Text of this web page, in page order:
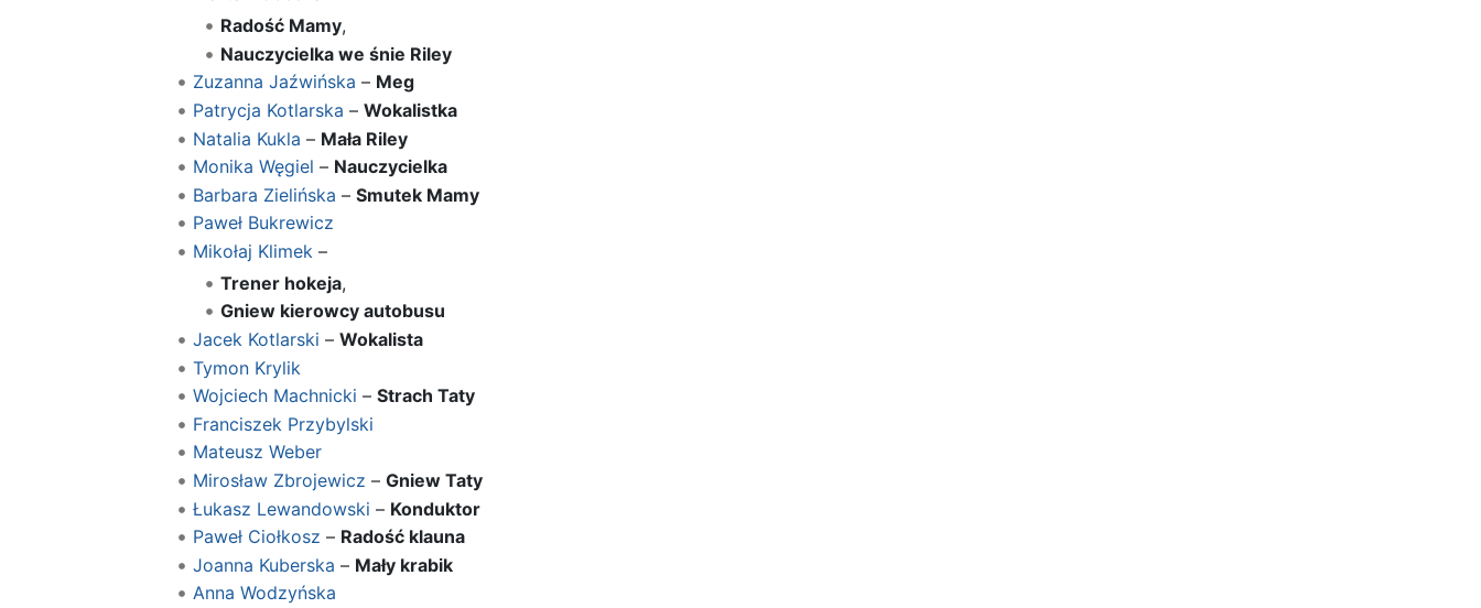
Radość Mamy,
Nauczycielka we śnie Riley
Zuzanna Jaźwińska – Meg
Patrycja Kotlarska – Wokalistka
Natalia Kukla – Mała Riley
Monika Węgiel – Nauczycielka
Barbara Zielińska – Smutek Mamy
Paweł Bukrewicz
Mikołaj Klimek –
Trener hokeja,
Gniew kierowcy autobusu
Jacek Kotlarski – Wokalista
Tymon Krylik
Wojciech Machnicki – Strach Taty
Franciszek Przybylski
Mateusz Weber
Mirosław Zbrojewicz – Gniew Taty
Łukasz Lewandowski – Konduktor
Paweł Ciołkosz – Radość klauna
Joanna Kuberska – Mały krabik
Anna Wodzyńska